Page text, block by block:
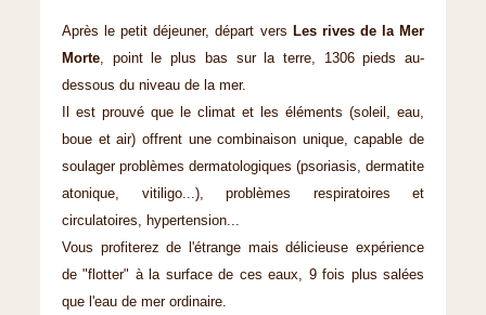
Après le petit déjeuner, départ vers Les rives de la Mer
Morte, point le plus bas sur la terre, 1306 pieds au-
dessous du niveau de la mer.
Il est prouvé que le climat et les éléments (soleil, eau,
boue et air) offrent une combinaison unique, capable de
soulager problèmes dermatologiques (psoriasis, dermatite
atonique, vitiligo...), problèmes respiratoires et
circulatoires, hypertension...
Vous profiterez de l'étrange mais délicieuse expérience
de "flotter" à la surface de ces eaux, 9 fois plus salées
que l'eau de mer ordinaire.